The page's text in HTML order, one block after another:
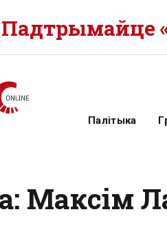
Падтрымайце
Палітыка
Максім